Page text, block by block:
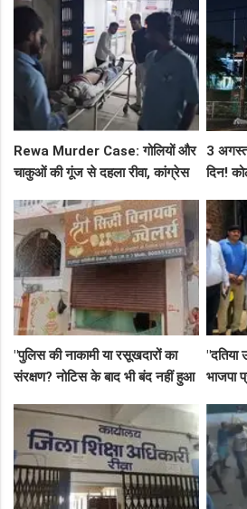
और फिर FIR
Rewa Murder Case: गोलियों और
चाकुओं की गूंज से दहला रीवा, कांग्रेस
गिरफ्तार!
3 अगस्त
दिन!
"पुलिस की नाकामी या रसूखदारों का
संरक्षण? नोटिस के बाद भी बंद नहीं हुआ
शॉप लुट गई!"
"दतिया
भाजपा
जारी!"